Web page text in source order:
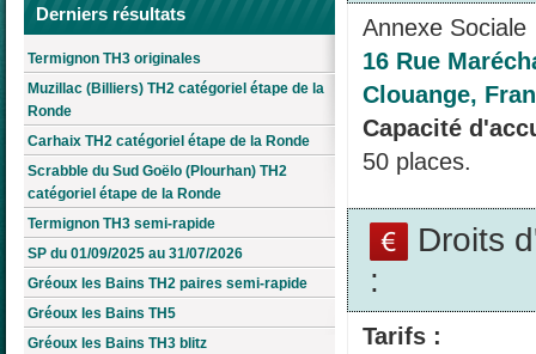
Derniers résultats
Termignon TH3 originales
Muzillac (Billiers) TH2 catégoriel étape de la
Ronde
Carhaix TH2 catégoriel étape de la Ronde
Scrabble du Sud Goëlo (Plourhan) TH2
catégoriel étape de la Ronde
Termignon TH3 semi-rapide
SP du 01/09/2025 au 31/07/2026
Gréoux les Bains TH2 paires semi-rapide
Gréoux les Bains TH5
Gréoux les Bains TH3 blitz
Annexe Sociale
16 Rue
Clouange,
Capacité
50 places.
Droits
:
Tarifs :